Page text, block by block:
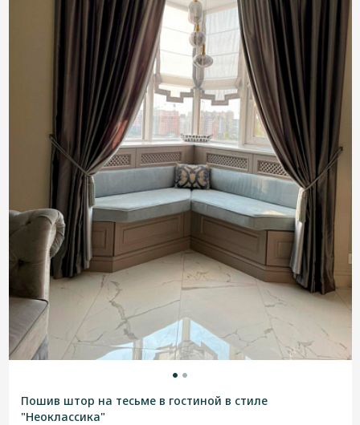
Пошив штор на тесьме в гостиной в стиле
"Неоклассика"